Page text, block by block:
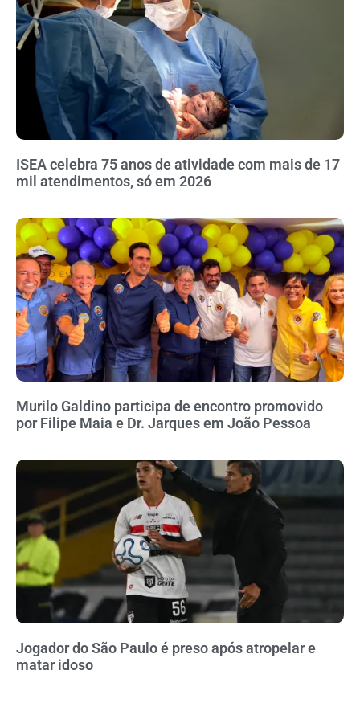
ISEA celebra 75 anos de atividade com mais de 17
mil atendimentos, só em 2026
Murilo Galdino participa de encontro promovido
por Filipe Maia e Dr. Jarques em João Pessoa
Jogador do São Paulo é preso após atropelar e
matar idoso